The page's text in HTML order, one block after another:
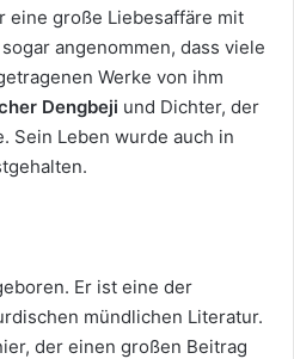
eine große Liebesaffäre mit
angenommen, dass viele
Werke von ihm
Dengbeji und Dichter, der
Sein Leben wurde auch in
Er ist eine der
mündlichen Literatur.
der einen großen Beitrag